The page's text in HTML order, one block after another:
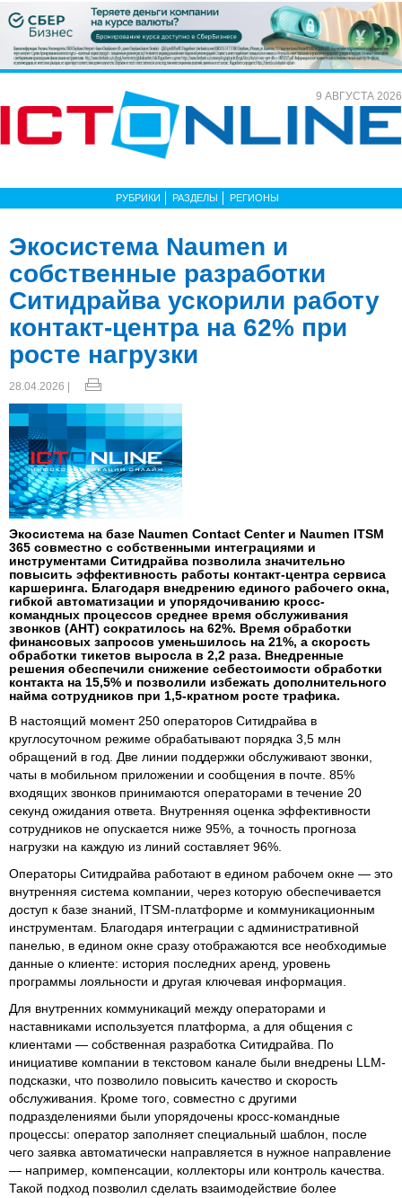
9 АВГУСТА 2026
РУБРИКИ РАЗДЕЛЫ РЕГИОНЫ
Экосистема Naumen и
собственные разработки
Ситидрайва ускорили работу
контакт-центра на 62% при
росте нагрузки
28.04.2026 |
Экосистема на базе Naumen Contact Center и Naumen ITSM
365 совместно с собственными интеграциями и
инструментами Ситидрайва позволила значительно
повысить эффективность работы контакт-центра сервиса
каршеринга. Благодаря внедрению единого рабочего окна,
гибкой автоматизации и упорядочиванию кросс-
командных процессов среднее время обслуживания
звонков (AHT) сократилось на 62%. Время обработки
финансовых запросов уменьшилось на 21%, а скорость
обработки тикетов выросла в 2,2 раза. Внедренные
решения обеспечили снижение себестоимости обработки
контакта на 15,5% и позволили избежать дополнительного
найма сотрудников при 1,5-кратном росте трафика.
В настоящий момент 250 операторов Ситидрайва в
круглосуточном режиме обрабатывают порядка 3,5 млн
обращений в год. Две линии поддержки обслуживают звонки,
чаты в мобильном приложении и сообщения в почте. 85%
входящих звонков принимаются операторами в течение 20
секунд ожидания ответа. Внутренняя оценка эффективности
сотрудников не опускается ниже 95%, а точность прогноза
нагрузки на каждую из линий составляет 96%.
Операторы Ситидрайва работают в едином рабочем окне — это
внутренняя система компании, через которую обеспечивается
доступ к базе знаний, ITSM-платформе и коммуникационным
инструментам. Благодаря интеграции с административной
панелью, в едином окне сразу отображаются все необходимые
данные о клиенте: история последних аренд, уровень
программы лояльности и другая ключевая информация.
Для внутренних коммуникаций между операторами и
наставниками используется платформа, а для общения с
клиентами — собственная разработка Ситидрайва. По
инициативе компании в текстовом канале были внедрены LLM-
подсказки, что позволило повысить качество и скорость
обслуживания. Кроме того, совместно с другими
подразделениями были упорядочены кросс-командные
процессы: оператор заполняет специальный шаблон, после
чего заявка автоматически направляется в нужное направление
— например, компенсации, коллекторы или контроль качества.
Такой подход позволил сделать взаимодействие более